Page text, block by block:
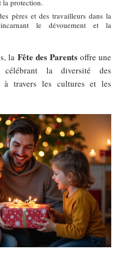
la protection.
pères et des travailleurs dans la
le dévouement et la
la Fête des Parents offre une
célébrant la diversité des
à travers les cultures et les